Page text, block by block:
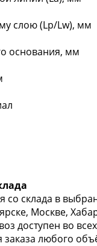
слою (Lp/Lw), мм
основания, мм
со склада в
Москве,
доступен во
заказа любого